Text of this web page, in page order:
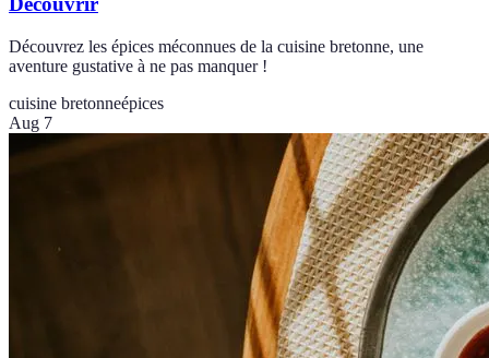
Découvrez les épices méconnues de la cuisine bretonne, une
aventure gustative à ne pas manquer !
cuisine bretonneépices
Aug 7